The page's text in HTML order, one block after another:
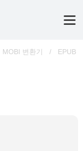
MOBI 변환기 /
EPUB